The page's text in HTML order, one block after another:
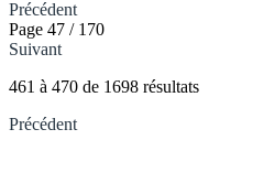
Précédent
Page 47 / 170
Suivant
461 à 470 de 1698 résultats
Précédent